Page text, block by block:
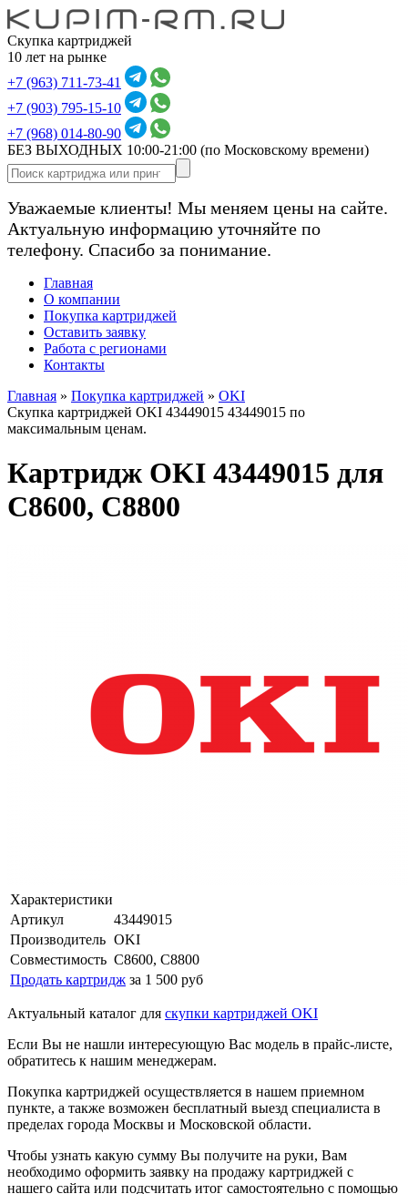
Скупка картриджей
10 лет на рынке
+7 (963) 711-73-41
+7 (903) 795-15-10
+7 (968) 014-80-90
БЕЗ ВЫХОДНЫХ 10:00-21:00 (по Московскому времени)
Уважаемые клиенты! Мы меняем цены на сайте.
Актуальную информацию уточняйте по
телефону. Спасибо за понимание.
Главная
О компании
Покупка картриджей
Оставить заявку
Работа с регионами
Контакты
Главная » Покупка картриджей » OKI
Скупка картриджей OKI 43449015 43449015 по
максимальным ценам.
Картридж OKI 43449015 для
C8600, C8800
Характеристики
Артикул
43449015
Производитель OKI
Совместимость C8600, C8800
Продать картридж за 1 500 руб
Актуальный каталог для скупки картриджей OKI
Если Вы не нашли интересующую Вас модель в прайс-листе,
обратитесь к нашим менеджерам.
Покупка картриджей осуществляется в нашем приемном
пункте, а также возможен бесплатный выезд специалиста в
пределах города Москвы и Московской области.
Чтобы узнать какую сумму Вы получите на руки, Вам
необходимо оформить заявку на продажу картриджей с
нашего сайта или подсчитать итог самостоятельно с помощью